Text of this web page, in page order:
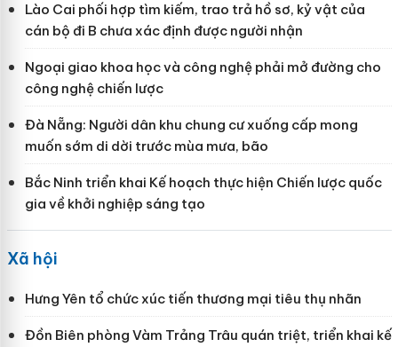
Lào Cai phối hợp tìm kiếm, trao trả hồ sơ, kỷ vật của
cán bộ đi B chưa xác định được người nhận
Ngoại giao khoa học và công nghệ phải mở đường cho
công nghệ chiến lược
Đà Nẵng: Người dân khu chung cư xuống cấp mong
muốn sớm di dời trước mùa mưa, bão
Bắc Ninh triển khai Kế hoạch thực hiện Chiến lược quốc
gia về khởi nghiệp sáng tạo
Xã hội
Hưng Yên tổ chức xúc tiến thương mại tiêu thụ nhãn
Đồn Biên phòng Vàm Trảng Trâu quán triệt, triển khai kế